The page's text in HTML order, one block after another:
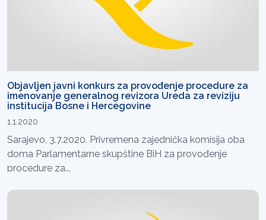
Objavljen javni konkurs za provođenje procedure za
imenovanje generalnog revizora Ureda za reviziju
institucija Bosne i Hercegovine
1.1.2020
Sarajevo, 3.7.2020. Privremena zajednička komisija oba
doma Parlamentarne skupštine BiH za provođenje
procedure za...